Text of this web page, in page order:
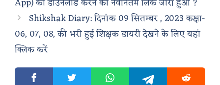
Shikshak Diary: दिनांक 09 सितम्बर , 2023 कक्षा-
06, 07, 08, की भरी हुई शिक्षक डायरी देखने के लिए यहां
क्लिक करें